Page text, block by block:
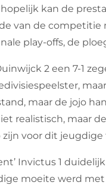
kan de
van de
play-offs, de
2 een 7-1
maar de jojo
realistisch, maar
voor dit jeugdige
Invictus 1
moeite werd